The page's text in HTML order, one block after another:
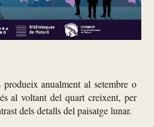
produeix anualment al setembre o
al voltant del quart creixent, per
dels detalls del paisatge lunar.